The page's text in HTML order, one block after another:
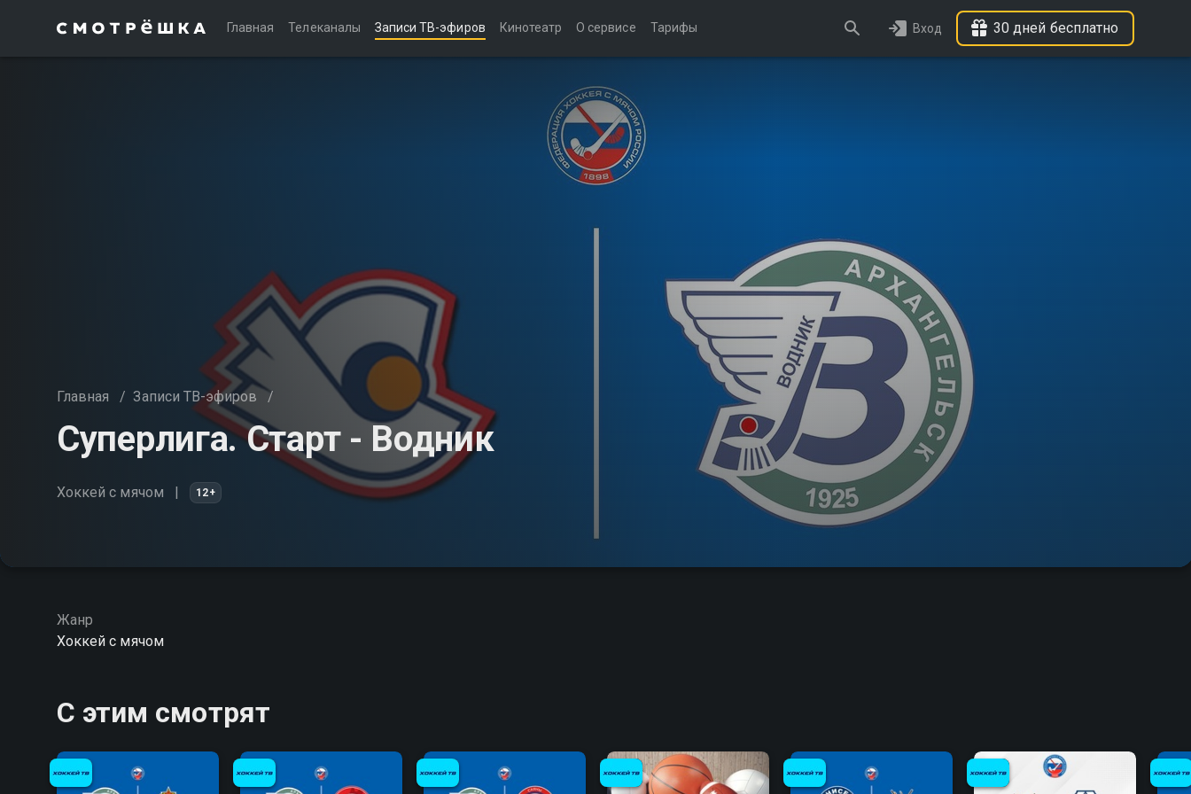
Главная Телеканалы Записи ТВ-эфиров Кинотеатр О сервисе Тарифы Вход 30 дней бесплатно
Главная / Записи ТВ-эфиров /
Суперлига. Старт - Водник
Хоккей с мячом 12+
Жанр
Хоккей с мячом
С этим смотрят